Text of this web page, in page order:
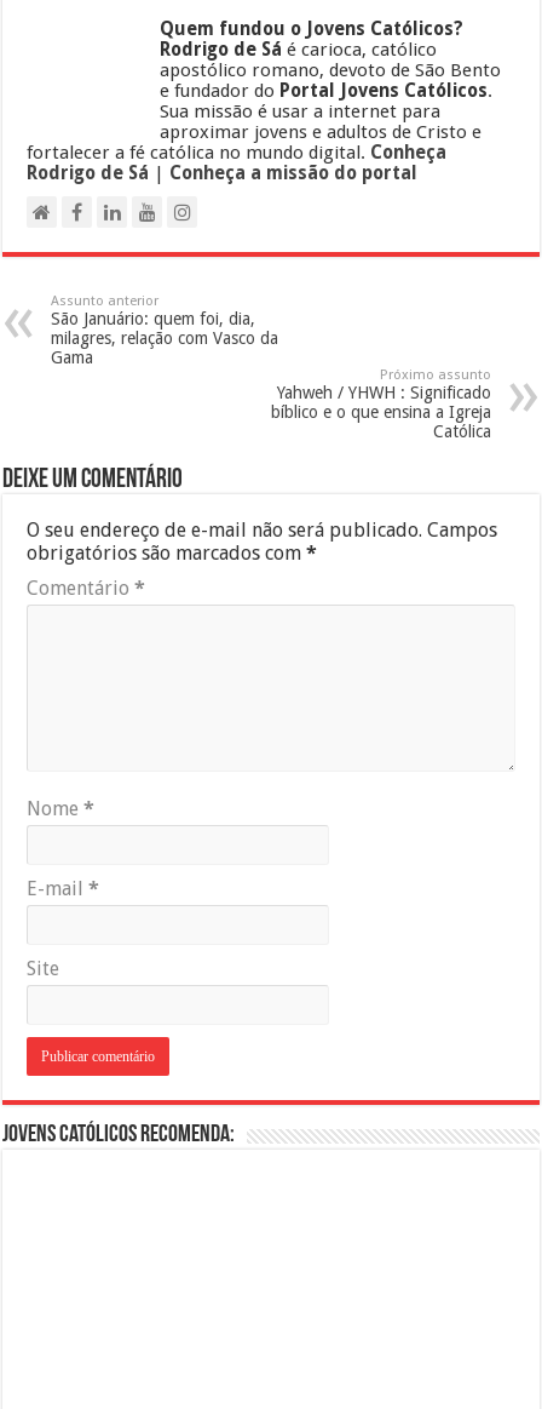
Quem fundou o Jovens Católicos?
Rodrigo de Sá é carioca, católico
apostólico romano, devoto de São Bento
e fundador do Portal Jovens Católicos.
Sua missão é usar a internet para
aproximar jovens e adultos de Cristo e
fortalecer a fé católica no mundo digital. Conheça
Rodrigo de Sá | Conheça a missão do portal
Assunto anterior
São Januário: quem foi, dia,
milagres, relação com Vasco da
Gama
Próximo assunto
Yahweh / YHWH : Significado
bíblico e o que ensina a Igreja
Católica
Deixe um comentário
O seu endereço de e-mail não será publicado. Campos
obrigatórios são marcados com*
Comentário*
Nome*
E-mail*
Site
Jovens Católicos Recomenda: